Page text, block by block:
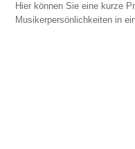
Hier können Sie eine kurze
Musikerpersönlichkeiten in